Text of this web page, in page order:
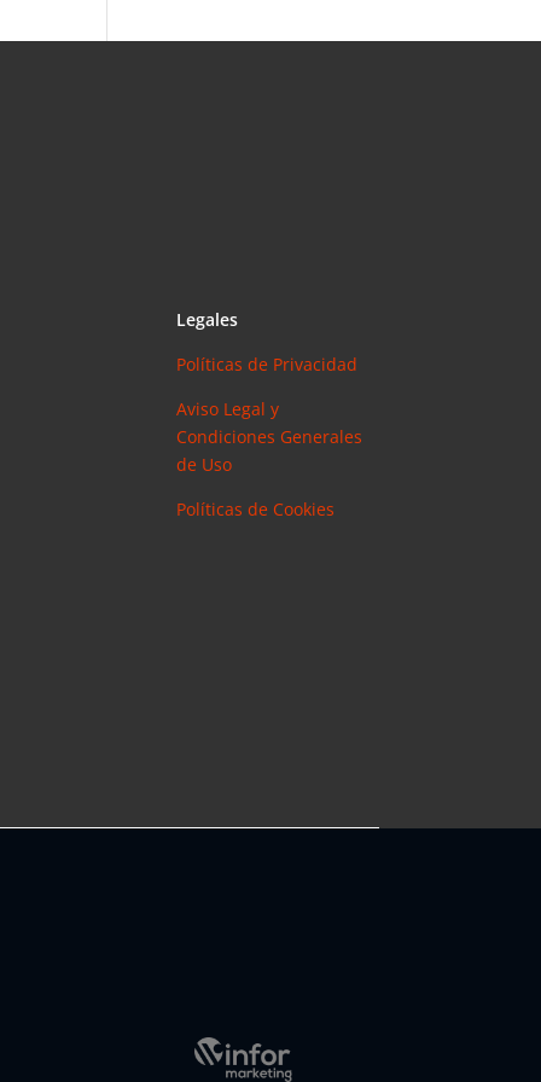
Legales
Políticas de Privacidad
Aviso Legal y
Condiciones Generales
de Uso
Políticas de Cookies